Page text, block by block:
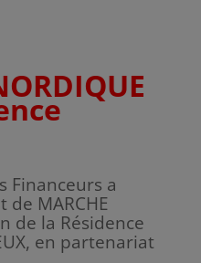
Financeurs a
MARCHE
de la Résidence
en partenariat